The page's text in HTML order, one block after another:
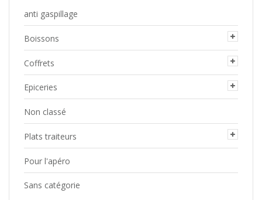
anti gaspillage
Boissons
Coffrets
Epiceries
Non classé
Plats traiteurs
Pour l'apéro
Sans catégorie